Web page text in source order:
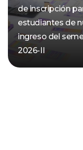
de inscripción
estudiantes de
ingreso del
2026-II